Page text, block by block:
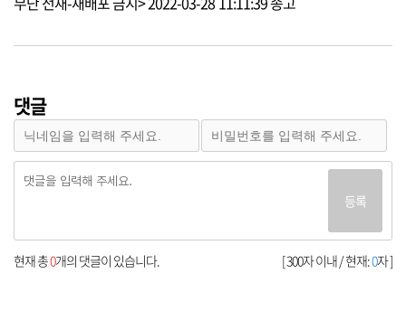
댓글
등록
[ 300자 이내 / 현재:0자 ]
현재 총0개의 댓글이 있습니다.